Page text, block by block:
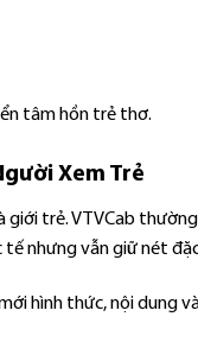
tâm hồn trẻ thơ.
Xem Trẻ
trẻ. VTVCab
nhưng vẫn giữ nét
hình thức, nội dung